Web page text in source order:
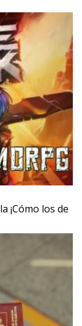
¡Cómo los de